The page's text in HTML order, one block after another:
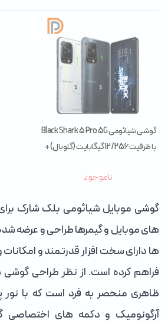
گوشی شیائومی Black Shark 5 Pro 5G
با ظرفیت 12/256 گیگابایت (گلوبال) +
ناموجود
گوشی موبایل شیائومی بلک شارک
های موبایل و گیمرها طراحی و عرضه
ها دارای سخت افزار قدرتمند و امکانات
فراهم کرده است. از نظر طراحی
آرگونومیک و دکمه های اختصاصی